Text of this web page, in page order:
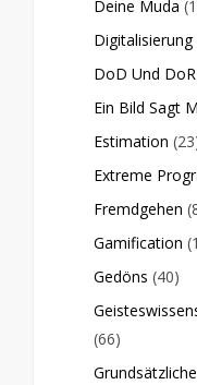
Deine Muda
Digitalisierung
DoD Und DoR
Ein Bild Sagt
Estimation
Extreme
Fremdgehen
Gamification
Gedöns (40)
(66)